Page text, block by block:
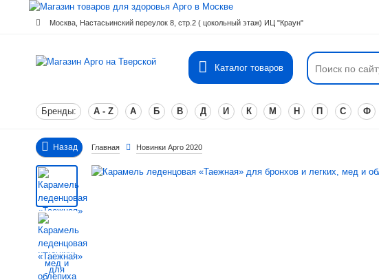
Москва, Настасьинский переулок 8, стр.2 ( цокольный этаж) ИЦ "Краун"
Каталог товаров
Бренды: A - Z А Б В Д И К М Н П С Ф
Назад Главная Новинки Арго 2020